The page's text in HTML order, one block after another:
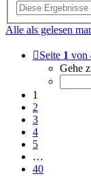
Alle als gelesen
Seite 1 von
Gehe
1
2
3
4
5
…
40